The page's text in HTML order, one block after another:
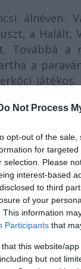
Not Process
opt-out of the
for
selection. Please
interest-based
to third
of your
This information
Participants that
that this website/
but not
álnéven.
a Halált,
Továbbá a
a
16
A
A
altestét.
kóbor
mint a
meg